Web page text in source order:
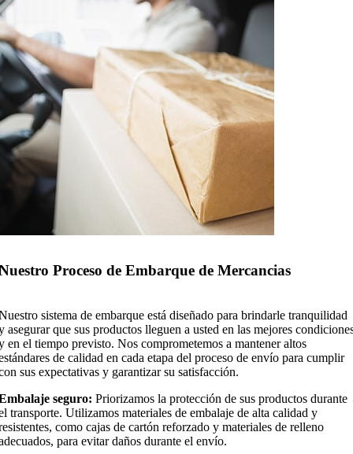
Proceso de Embarque de Mercancias
sistema de embarque está diseñado para brindarle tranquilidad
asegurar que sus productos lleguen a usted en las mejores
en el tiempo previsto. Nos comprometemos a mantener altos
de calidad en cada etapa del proceso de envío para cumplir
sus expectativas y garantizar su satisfacción.
seguro: Priorizamos la protección de sus productos durante
transporte. Utilizamos materiales de embalaje de alta calidad y
como cajas de cartón reforzado y materiales de relleno
para evitar daños durante el envío.